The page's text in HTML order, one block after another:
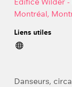
Montréal,
Liens utiles
Danseurs,